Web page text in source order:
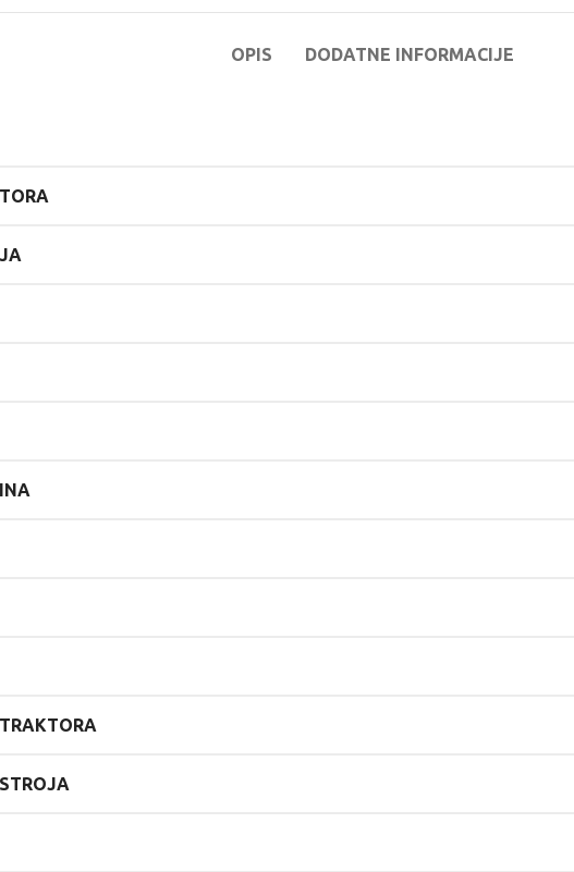
OPIS DODATNE INFORMACIJE